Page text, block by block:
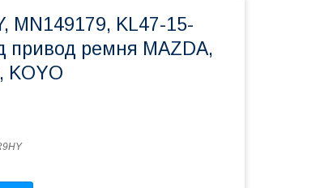
MN149179, KL47-15-
привод ремня MAZDA,
KOYO